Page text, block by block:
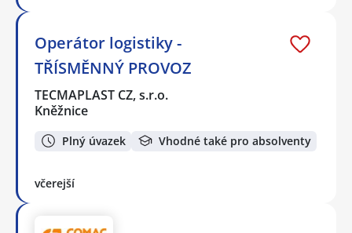
Operátor logistiky -
TŘÍSMĚNNÝ PROVOZ
TECMAPLAST CZ, s.r.o.
Kněžnice
Plný úvazek Vhodné také pro absolventy
včerejší